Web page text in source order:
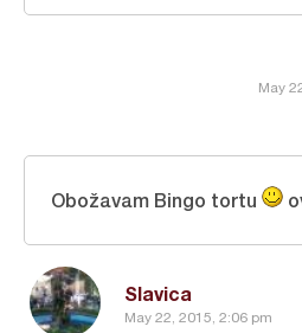
May
Slavica
May 22, 2015, 2:06 pm
Obožavam Bingo tortu